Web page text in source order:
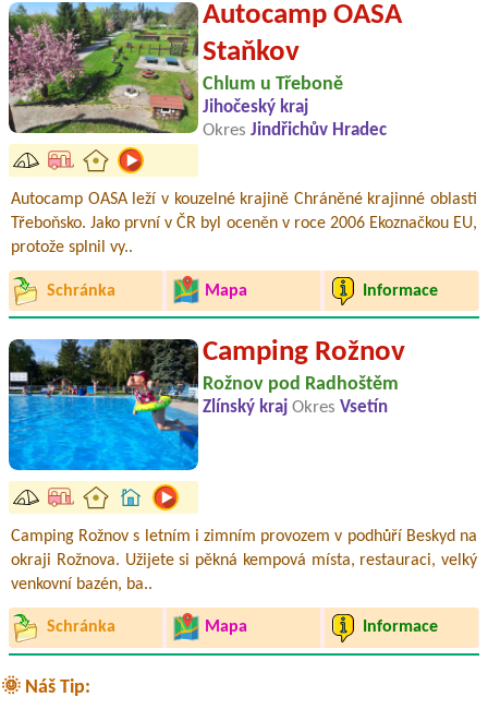
Autocamp OASA
Staňkov
Chlum u Třeboně
Jihočeský kraj
Okres Jindřichův Hradec
Autocamp OASA leží v kouzelné krajině Chráněné krajinné oblasti
Třeboňsko. Jako první v ČR byl oceněn v roce 2006 Ekoznačkou EU,
protože splnil vy..
Schránka Mapa Informace
Camping Rožnov
Rožnov pod Radhoštěm
Zlínský kraj Okres Vsetín
Camping Rožnov s letním i zimním provozem v podhůří Beskyd na
okraji Rožnova. Užijete si pěkná kempová místa, restauraci, velký
venkovní bazén, ba..
Schránka Mapa Informace
🌞 Náš Tip: